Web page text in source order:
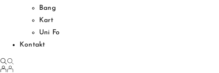
Bang
Kart
Uni Fo
Kontakt